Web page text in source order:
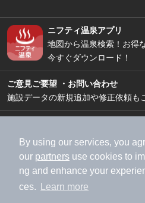
By using our services, you
our partners use cookies to
ng and enhance your
ces.
Learn more
ニフティ温泉アプリ
地図から温泉検索！お得
今すぐダウンロード！
ご意見ご要望 ・お問い合わせ
施設データの新規追加や修正依頼も
加盟店募集（資料請求）
利用規約
ライフスタイ
特定商取引法に基づく表記
運営会社